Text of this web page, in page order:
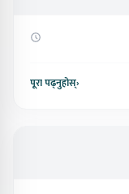
पूरा पढ्नुहोस्›